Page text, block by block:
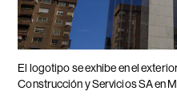
El logotipo se exhibe en el
Construcción y Servicios SA en